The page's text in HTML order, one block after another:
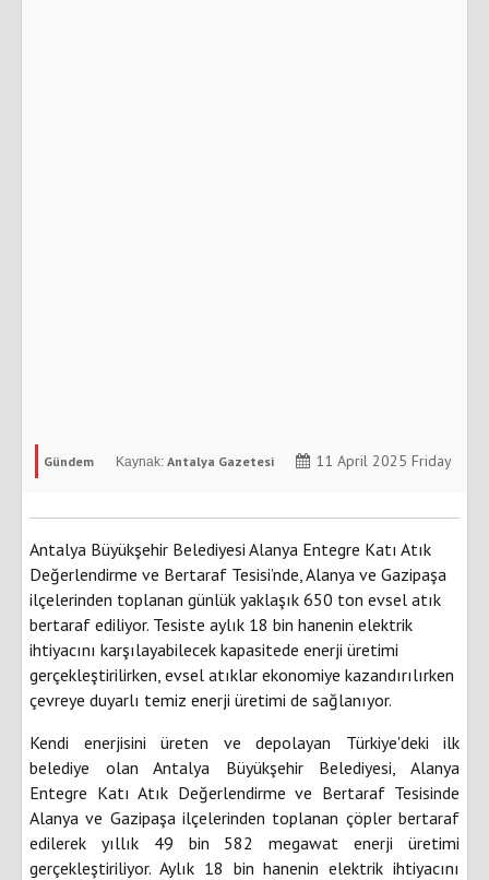
Gündem Antalya Gazetesi 11 April 2025 Friday
Antalya Büyükşehir Belediyesi Alanya Entegre Katı Atık
Değerlendirme ve Bertaraf Tesisi’nde, Alanya ve Gazipaşa
ilçelerinden toplanan günlük yaklaşık 650 ton evsel atık
bertaraf ediliyor. Tesiste aylık 18 bin hanenin elektrik
ihtiyacını karşılayabilecek kapasitede enerji üretimi
gerçekleştirilirken, evsel atıklar ekonomiye kazandırılırken
çevreye duyarlı temiz enerji üretimi de sağlanıyor.
Kendi enerjisini üreten ve depolayan Türkiye'deki ilk
belediye olan Antalya Büyükşehir Belediyesi, Alanya
Entegre Katı Atık Değerlendirme ve Bertaraf Tesisinde
Alanya ve Gazipaşa ilçelerinden toplanan çöpler bertaraf
edilerek yıllık 49 bin 582 megawat enerji üretimi
gerçekleştiriliyor. Aylık 18 bin hanenin elektrik ihtiyacını